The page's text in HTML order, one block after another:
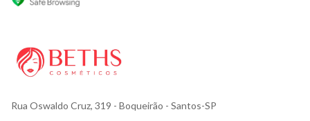
Rua Oswaldo Cruz, 319 - Boqueirão - Santos-SP